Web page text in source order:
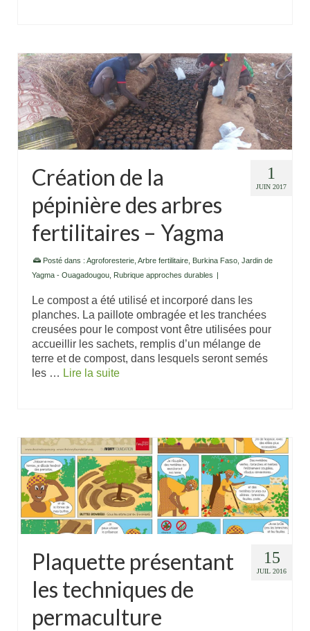
1
JUIN 2017
Création de la
pépinière des arbres
fertilitaires – Yagma
Posté dans : Agroforesterie Arbre fertilitaire Burkina Faso Jardin de
Yagma - Ouagadougou Rubrique approches durables |
Le compost a été utilisé et incorporé dans les
planches. La paillote ombragée et les tranchées
creusées pour le compost vont être utilisées pour
accueillir les sachets, remplis d’un mélange de
terre et de compost, dans lesquels seront semés
les … Lire la suite
15
JUIL 2016
Plaquette présentant
les techniques de
permaculture